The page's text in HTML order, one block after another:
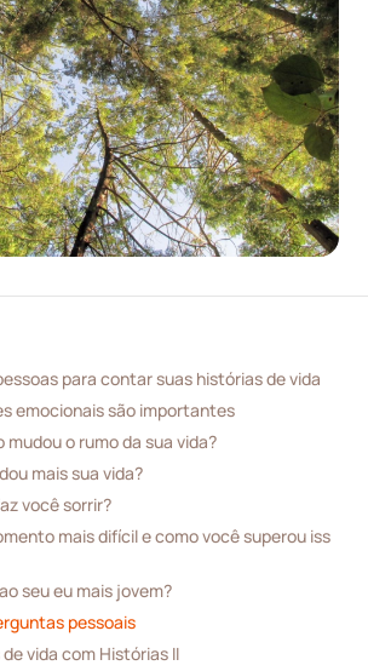
para contar suas histórias de vida
emocionais são importantes
mudou o rumo da sua vida?
mais sua vida?
você sorrir?
mais difícil e como você superou iss
seu eu mais jovem?
pessoais
vida com Histórias II